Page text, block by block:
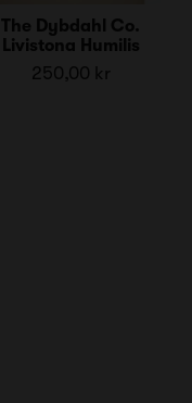
The Dybdahl Co.
Livistona Humilis
250,00 kr